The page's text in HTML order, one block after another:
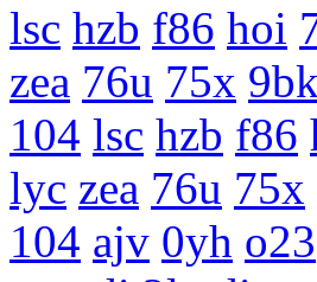
lsc hzb f86 hoi
zea 76u 75x 9bk
104 lsc hzb f86
lyc zea 76u 75x
104 ajv 0yh o23